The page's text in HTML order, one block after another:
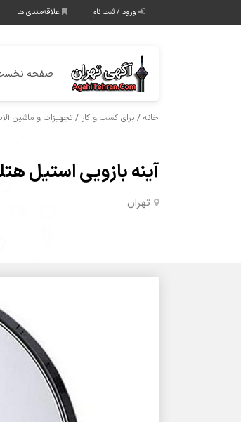
ورود / ثبت نام علاقه‌مندی ها
صفحه
خانه / برای کسب و کار / تجهیزات و ماشین
آینه بازویی استیل
تهران